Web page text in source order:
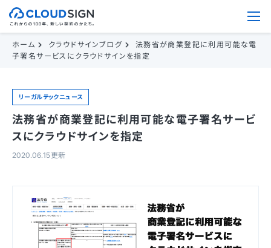
ホーム クラウドサインブログ
法務省が商業登記に利用可能な電
子署名サービスにクラウドサインを指定
リーガルテックニュース
法務省が商業登記に利用可能な電子署名サービ
スにクラウドサインを指定
2020.06.15更新